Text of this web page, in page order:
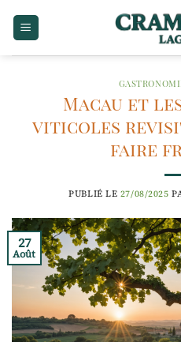
Macau et
viticoles
faire
PUBLIÉ LE 27/08/2025
27
Août